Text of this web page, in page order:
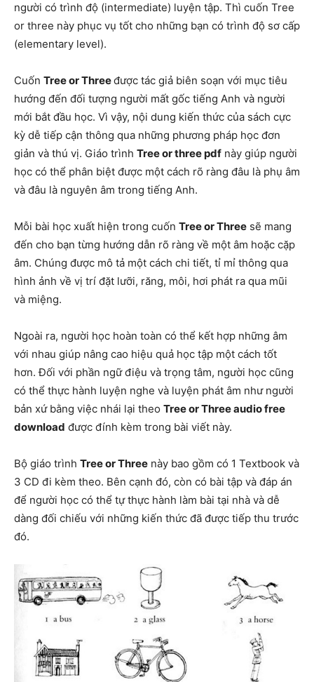
người có trình độ (intermediate) luyện tập. Thì cuốn Tree
or three này phục vụ tốt cho những bạn có trình độ sơ cấp
(elementary level).
Cuốn Tree or Threeđược tác giả biên soạn với mục tiêu
hướng đến đối tượng người mất gốc tiếng Anh và người
mới bắt đầu học. Vì vậy, nội dung kiến thức của sách cực
kỳ dễ tiếp cận thông qua những phương pháp học đơn
giản và thú vị. Giáo trình Tree or three pdf này giúp người
học có thể phân biệt được một cách rõ ràng đâu là phụ âm
và đâu là nguyên âm trong tiếng Anh.
Mỗi bài học xuất hiện trong cuốn Tree or Three sẽ mang
đến cho bạn từng hướng dẫn rõ ràng về một âm hoặc cặp
âm. Chúng được mô tả một cách chi tiết, tỉ mỉ thông qua
hình ảnh về vị trí đặt lưỡi, răng, môi, hơi phát ra qua mũi
và miệng.
Ngoài ra, người học hoàn toàn có thể kết hợp những âm
với nhau giúp nâng cao hiệu quả học tập một cách tốt
hơn. Đối với phần ngữ điệu và trọng tâm, người học cũng
có thể thực hành luyện nghe và luyện phát âm như người
bản xứ bằng việc nhái lại theo Tree or Three audio free
download được đính kèm trong bài viết này.
Bộ giáo trình Tree or Three này bao gồm có 1 Textbook và
3 CD đi kèm theo. Bên cạnh đó, còn có bài tập và đáp án
để người học có thể tự thực hành làm bài tại nhà và dễ
dàng đối chiếu với những kiến thức đã được tiếp thu trước
đó.